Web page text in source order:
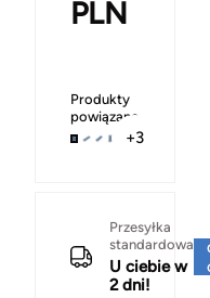
PLN
Produkty
powiązane
+3
Przesyłka
standardowa
U ciebie w
2 dni!